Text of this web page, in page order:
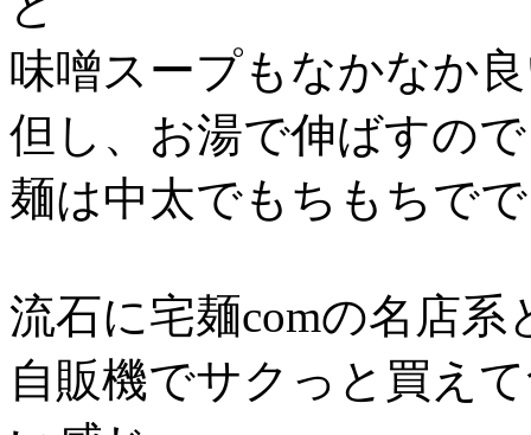
味噌スープもなかなか
但し、お湯で伸ばすの
麺は中太でもちもちで
流石に宅麺comの名店
自販機でサクっと買え